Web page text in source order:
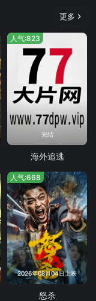
更多
完结
人气:823
海外追逃
2026年08月04日上映
人气:668
怒杀